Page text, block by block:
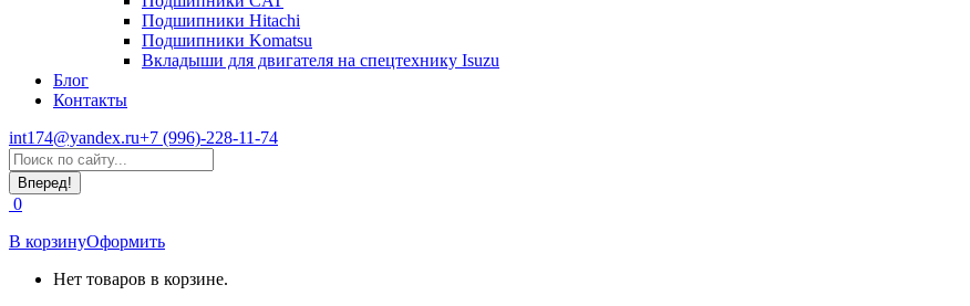
Подшипники Hitachi
Подшипники Komatsu
Вкладыши для двигателя на спецтехнику Isuzu
Блог
Контакты
int174@yandex.ru+7 (996)-228-11-74
Страница
WhatsApp
открывается
в
новом
окне
Поиск:
0
В корзинуОформить
Нет товаров в корзине.